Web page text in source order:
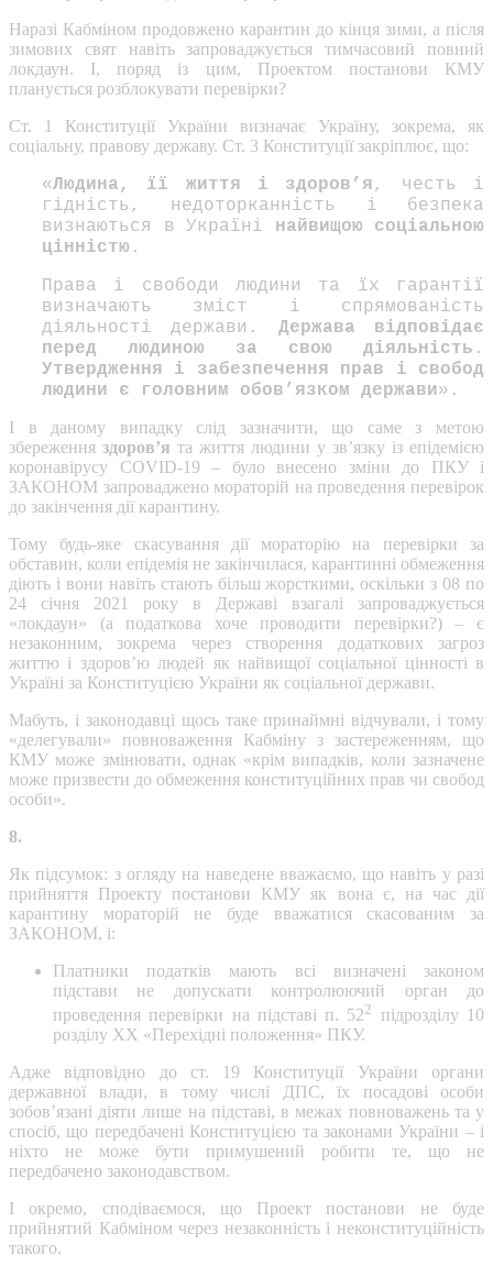
Наразі Кабміном продовжено карантин до кінця зими, а після
зимових свят навіть запроваджується тимчасовий повний
локдаун. І, поряд із цим, Проектом постанови КМУ
планується розблокувати перевірки?
Ст. 1 Конституції України визначає Україну, зокрема, як
соціальну, правову державу. Ст. 3 Конституції закріплює, що:
«Людина, її життя і здоров’я, честь і
гідність, недоторканність і безпека
визнаються в Україні найвищою соціальною
цінністю .
Права і свободи людини та їх гарантії
визначають зміст і спрямованість
діяльності держави. Держава відповідає
перед людиною за свою діяльність .
Утвердження і забезпечення прав і свобод
людини є головним обов’язком держави».
І в даному випадку слід зазначити, що саме з метою
збереження здоров’я та життя людини у зв’язку із епідемією
коронавірусу COVID-19 – було внесено зміни до ПКУ і
ЗАКОНОМ запроваджено мораторій на проведення перевірок
до закінчення дії карантину.
Тому будь-яке скасування дії мораторію на перевірки за
обставин, коли епідемія не закінчилася, карантинні обмеження
діють і вони навіть стають більш жорсткими, оскільки з 08 по
24 січня 2021 року в Державі взагалі запроваджується
«локдаун» (а податкова хоче проводити перевірки?) – є
незаконним, зокрема через створення додаткових загроз
життю і здоров’ю людей як найвищої соціальної цінності в
Україні за Конституцією України як соціальної держави.
Мабуть, і законодавці щось таке принаймні відчували, і тому
«делегували» повноваження Кабміну з застереженням, що
КМУ може змінювати, однак «крім випадків, коли зазначене
може призвести до обмеження конституційних прав чи свобод
особи».
8.
Як підсумок: з огляду на наведене вважаємо, що навіть у разі
прийняття Проекту постанови КМУ як вона є, на час дії
карантину мораторій не буде вважатися скасованим за
ЗАКОНОМ, і:
Платники податків мають всі визначені законом
підстави не допускати контролюючий орган до
проведення перевірки на підставі п. 522
підрозділу 10
розділу ХХ «Перехідні положення» ПКУ.
Адже відповідно до ст. 19 Конституції України органи
державної влади, в тому числі ДПС, їх посадові особи
зобов’язані діяти лише на підставі, в межах повноважень та у
спосіб, що передбачені Конституцією та законами України – і
ніхто не може бути примушений робити те, що не
передбачено законодавством.
І окремо, сподіваємося, що Проект постанови не буде
прийнятий Кабміном через незаконність і неконституційність
такого.